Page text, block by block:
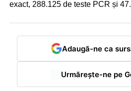
exact, 288.125 de teste PCR și
Adaugă-ne ca
Urmărește-ne pe